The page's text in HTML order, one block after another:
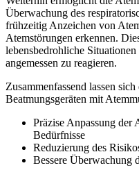
Überwachung des
frühzeitig Anzeichen von
Atemstörungen erkennen.
lebensbedrohliche
angemessen zu reagieren.
Zusammenfassend lassen
Beatmungsgeräten mit
Präzise Anpassung der
Bedürfnisse
Reduzierung des
Bessere Überwachung